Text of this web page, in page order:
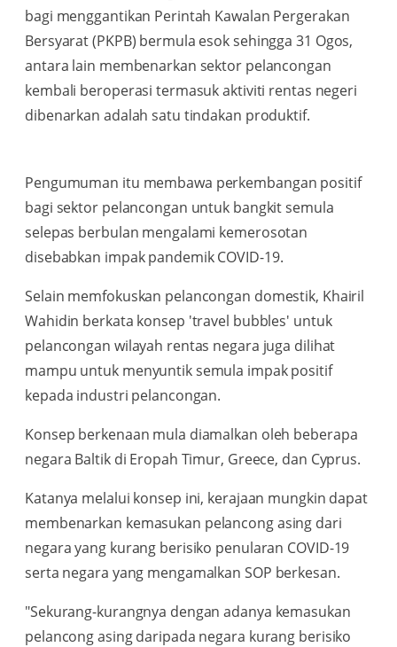
bagi menggantikan Perintah Kawalan Pergerakan
Bersyarat (PKPB) bermula esok sehingga 31 Ogos,
antara lain membenarkan sektor pelancongan
kembali beroperasi termasuk aktiviti rentas negeri
dibenarkan adalah satu tindakan produktif.
Pengumuman itu membawa perkembangan positif
bagi sektor pelancongan untuk bangkit semula
selepas berbulan mengalami kemerosotan
disebabkan impak pandemik COVID-19.
Selain memfokuskan pelancongan domestik, Khairil
Wahidin berkata konsep 'travel bubbles' untuk
pelancongan wilayah rentas negara juga dilihat
mampu untuk menyuntik semula impak positif
kepada industri pelancongan.
Konsep berkenaan mula diamalkan oleh beberapa
negara Baltik di Eropah Timur, Greece, dan Cyprus.
Katanya melalui konsep ini, kerajaan mungkin dapat
membenarkan kemasukan pelancong asing dari
negara yang kurang berisiko penularan COVID-19
serta negara yang mengamalkan SOP berkesan.
"Sekurang-kurangnya dengan adanya kemasukan
pelancong asing daripada negara kurang berisiko